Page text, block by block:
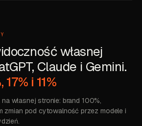
własnej
Claude i Gemini.
17% i 11%
własnej stronie: brand 100%,
zmian pod cytowalność przez modele i